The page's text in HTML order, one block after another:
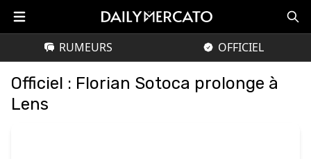
RUMEURS OFFICIEL
Officiel : Florian Sotoca prolonge à
Lens